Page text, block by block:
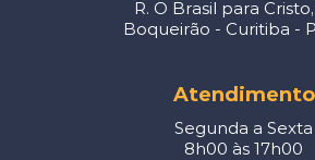
R. O Brasil para
Boqueirão - Curitiba -
Atendimento
Segunda a Sexta
8h00 às 17h00